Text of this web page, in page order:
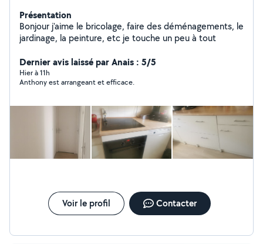
Présentation
Bonjour j'aime le bricolage, faire des déménagements, le
jardinage, la peinture, etc je touche un peu à tout
Dernier avis laissé par Anais : 5/5
Hier à 11h
Anthony est arrangeant et efficace.
Voir le profil Contacter